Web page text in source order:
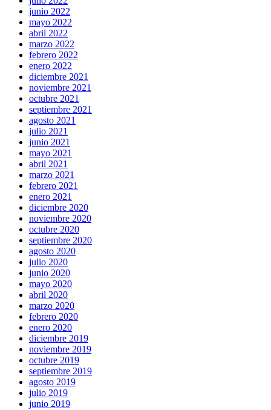
junio 2022
mayo 2022
abril 2022
marzo 2022
febrero 2022
enero 2022
diciembre 2021
noviembre 2021
octubre 2021
septiembre 2021
agosto 2021
julio 2021
junio 2021
mayo 2021
abril 2021
marzo 2021
febrero 2021
enero 2021
diciembre 2020
noviembre 2020
octubre 2020
septiembre 2020
agosto 2020
julio 2020
junio 2020
mayo 2020
abril 2020
marzo 2020
febrero 2020
enero 2020
diciembre 2019
noviembre 2019
octubre 2019
septiembre 2019
agosto 2019
julio 2019
junio 2019